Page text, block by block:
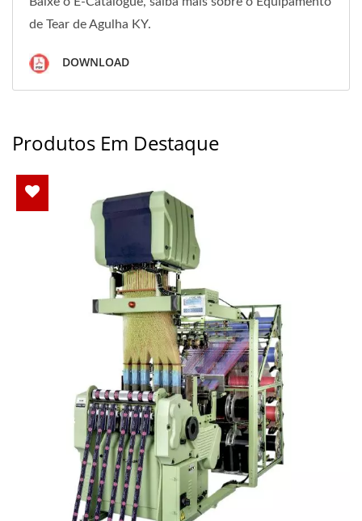
de Tear de Agulha KY.
DOWNLOAD
Produtos Em Destaque